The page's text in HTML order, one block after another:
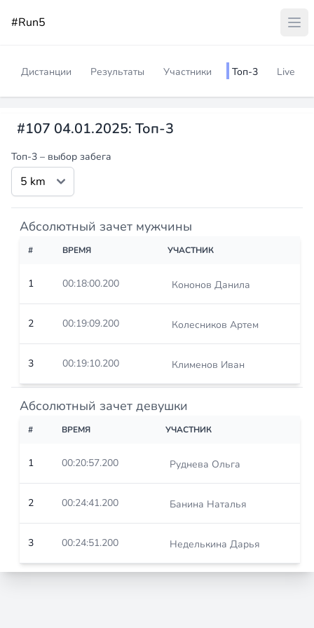
#Run5
Дистанции Результаты Участники Топ-3 Live
#107 04.01.2025: Топ-3
Топ-3 – выбор забега
Абсолютный зачет мужчины
# ВРЕМЯ УЧАСТНИК
1 00:18:00.200 Кононов Данила
2 00:19:09.200 Колесников Артем
3 00:19:10.200 Клименов Иван
Абсолютный зачет девушки
# ВРЕМЯ УЧАСТНИК
1 00:20:57.200 Руднева Ольга
2 00:24:41.200 Банина Наталья
3 00:24:51.200 Неделькина Дарья